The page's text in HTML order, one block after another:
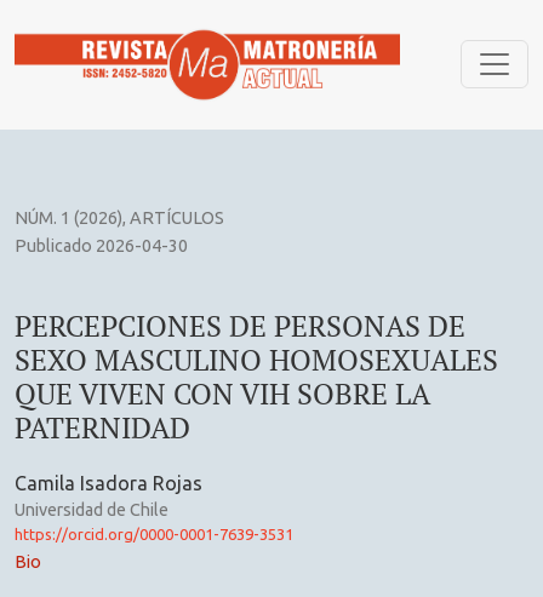
NÚM. 1 (2026), ARTÍCULOS
PERCEPCIONES DE PERSONAS DE
SEXO MASCULINO HOMOSEXUALES
QUE VIVEN CON VIH SOBRE LA
PATERNIDAD
Publicado 2026-04-30
Camila Isadora Rojas
Universidad de Chile
https://orcid.org/0000-0001-7639-3531
Bio